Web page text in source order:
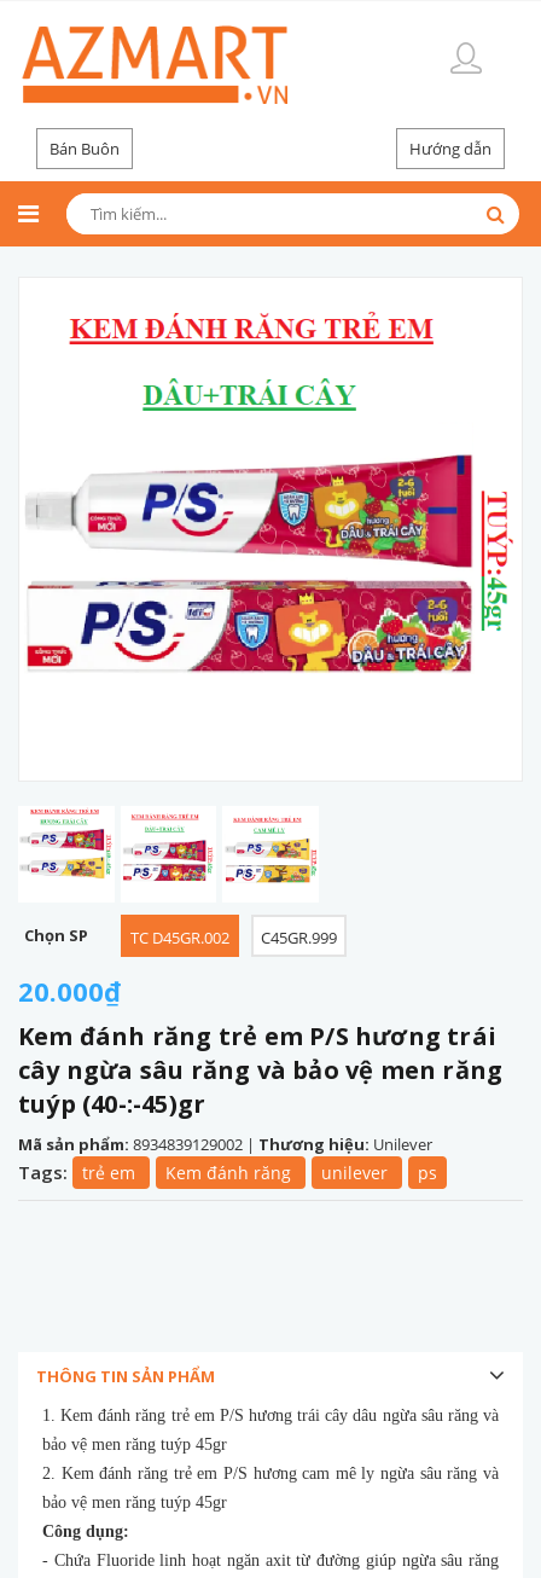
Bán Buôn Hướng dẫn
20.000₫
Kem đánh răng trẻ em P/S hương trái
cây ngừa sâu răng và bảo vệ men răng
tuýp (40-:-45)gr
Mã sản phẩm: 8934839129002 | Thương hiệu: Unilever
Chọn SP TC D45GR.002 C45GR.999
Tags: trẻ em Kem đánh răng unilever ps
THÔNG TIN SẢN PHẨM
1. Kem đánh răng trẻ em P/S hương trái cây dâu ngừa sâu răng và
bảo vệ men răng tuýp 45gr
2. Kem đánh răng trẻ em P/S hương cam mê ly ngừa sâu răng và
bảo vệ men răng tuýp 45gr
Công dụng:
- Chứa Fluoride linh hoạt ngăn axit từ đường giúp ngừa sâu răng